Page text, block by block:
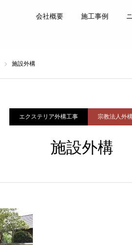
会社概要 施工事例
施設外構
エクステリア外構工事 宗教法人外
施設外構